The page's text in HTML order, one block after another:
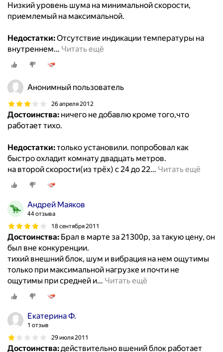
Низкий уровень шума на минимальной скорости,
приемлемый на максимальной.
Недостатки:Отсутствие индикации температуры на
внутреннем… Читать ещё
Анонимный пользователь
26 апреля 2012
Достоинства: ничего не добавлю кроме того,что
работает тихо.
Недостатки:только установили. попробовал как
быстро охладит комнату двадцать метров.
на второй скорости(из трёх) с 24 до 22… Читать ещё
Андрей Маяков
44 отзыва
18 сентября 2011
Достоинства: Брал в марте за 21300р, за такую цену, он
был вне конкуренции.
тихий внешний блок, шум и вибрация на нем ощутимы
только при максимальной нагрузке и почти не
ощутимы при средней и… Читать ещё
Екатерина Ф.
1 отзыв
29 июля 2011
Достоинства:действительно вшений блок работает